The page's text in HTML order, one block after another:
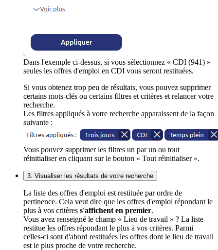
Dans l'exemple ci-dessus, si vous sélectionnez « CDI (941) »
seules les offres d'emploi en CDI vous seront restituées.
Si vous obtenez trop peu de résultats, vous pouvez supprimer
certains mots-clés ou certains filtres et critères et relancer votre
recherche.
Les filtres appliqués à votre recherche apparaissent de la façon
suivante :
Vous pouvez supprimer les filtres un par un ou tout
réinitialiser en cliquant sur le bouton « Tout réinitialiser ».
3. Visualiser les résultats de votre recherche
La liste des offres d'emploi est restituée par ordre de
pertinence. Cela veut dire que les offres d'emploi répondant le
plus à vos critères s'affichent en premier.
Vous avez renseigné le champ « Lieu de travail » ? La liste
restitue les offres répondant le plus à vos critères. Parmi
celles-ci sont d'abord restituées les offres dont le lieu de travail
est le plus proche de votre recherche.